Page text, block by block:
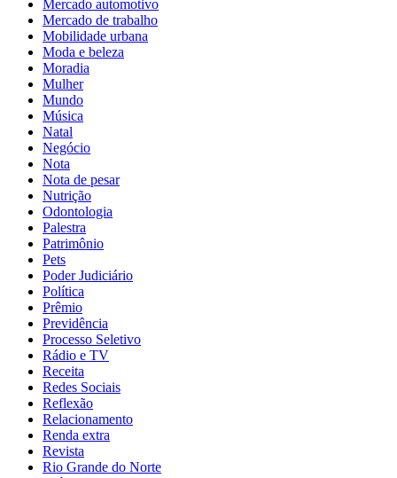
Mercado automotivo
Mercado de trabalho
Mobilidade urbana
Moda e beleza
Moradia
Mulher
Mundo
Música
Natal
Negócio
Nota
Nota de pesar
Nutrição
Odontologia
Palestra
Patrimônio
Pets
Poder Judiciário
Política
Prêmio
Previdência
Processo Seletivo
Rádio e TV
Receita
Redes Sociais
Reflexão
Relacionamento
Renda extra
Revista
Rio Grande do Norte